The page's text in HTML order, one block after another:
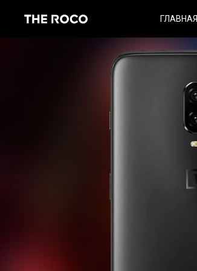
content
ГЛАВНАЯ